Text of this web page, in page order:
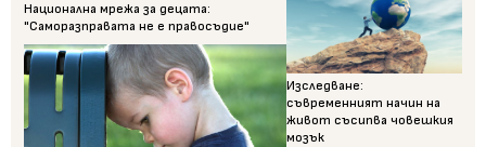
Национална мрежа за децата:
"Саморазправата не е правосъдие"
Изследване:
съвременният начин на
живот съсипва човешкия
мозък